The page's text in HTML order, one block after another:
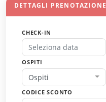
DETTAGLI PRENOTAZIONE
CHECK-IN
OSPITI
Ospiti
CODICE SCONTO